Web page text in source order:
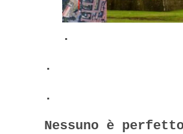
.
.
.
Nessuno è